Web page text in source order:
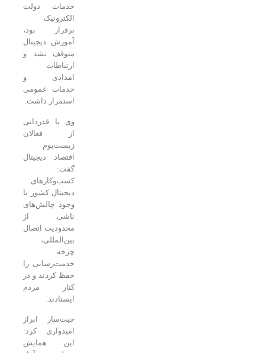
خدمات دولت
برقرار بود،
آموزش دیجیتال
متوقف نشد و
امدادی و
خدمات عمومی
استمرار داشت.
وی با قدردانی
از فعالان
اقتصاد دیجیتال
دیجیتال کشور با
وجود چالش‌های
ناشی از
محدودیت اتصال
خدمت‌رسانی را
حفظ کردند و در
کنار مردم
چیت‌ساز ابراز
امیدواری کرد:
این همایش